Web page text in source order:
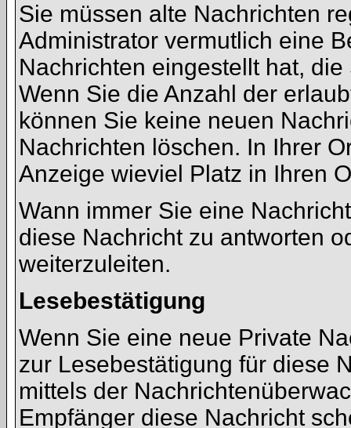
Sie müssen alte Nachrichten
Administrator vermutlich eine
Nachrichten eingestellt hat,
Wenn Sie die Anzahl der
können Sie keine neuen
Nachrichten löschen. In Ihrer
Anzeige wieviel Platz in Ihren
Wann immer Sie eine
diese Nachricht zu antworten
weiterzuleiten.
Lesebestätigung
Wenn Sie eine neue Private
zur Lesebestätigung für diese
mittels der
Empfänger diese Nachricht